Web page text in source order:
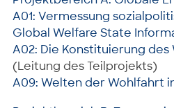
A01: Vermessung
Global Welfare State
A02: Die Konstituierung
(Leitung des Teilprojekts)
A09: Welten der Wohlfahrt